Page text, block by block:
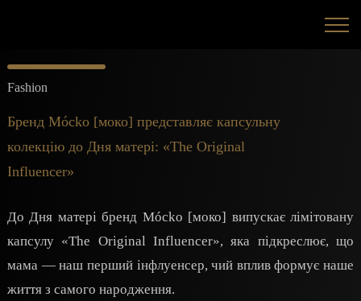
Fashion
Бренд Mócko [моко] представляє капсульну
колекцію до Дня матері: «The Original
Influencer»
До Дня матері бренд Mócko [моко] випускає лімітовану
капсулу «The Original Influencer», яка підкреслює, що
мама — наш перший інфлуенсер, чий вплив формує наше
життя з самого народження.